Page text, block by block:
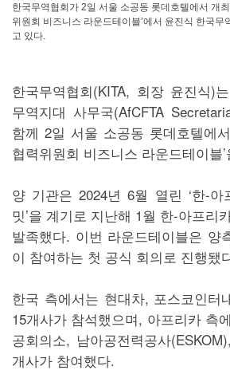
한국무역협회가 2일 서울 소공동 롯데호텔에서 개
위원회 비즈니스 라운드테이블’에서 윤진식 한국무
고 있다.
한국무역협회(KITA, 회장 윤진식)
무역지대 사무국(AfCFTA
함께 2일 서울 소공동 롯데호텔에
협력위원회 비즈니스 라운드테이블
양 기관은 2024년 6월 열린 ‘한-아
밋’을 계기로 지난해 1월 한-아프리
발족했다. 이번 라운드테이블은 양
이 참여하는 첫 공식 회의로 진행됐
한국 측에서는 현대차, 포스코인터
15개사가 참석했으며, 아프리카 측
공회의소, 남아공전력공사
개사가 참여했다.